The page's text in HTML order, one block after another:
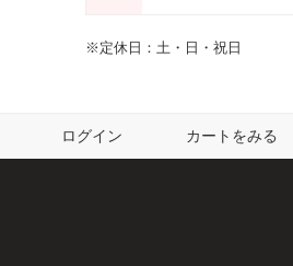
※定休日：土・日・祝日
ログイン カートをみる